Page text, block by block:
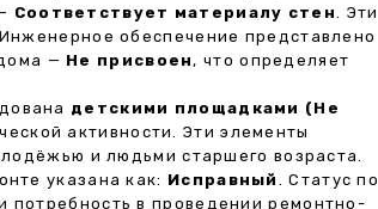
Соответствует материалу стен. Эти
обеспечение представлено
— Не присвоен, что определяет
детскими площадками (Не
активности. Эти элементы
и людьми старшего возраста.
указана как: Исправный . Статус по
потребность в проведении ремонтно-